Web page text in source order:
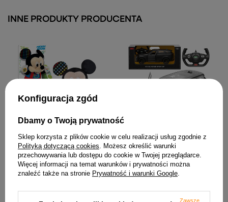
INNE PRODUKTY PRODUCENTA
Pluszowy Interaktywny
Disney Baby Miki Uczy i
Przytula Język Polski
Clementoni 50131
104,16 zł
Auto Range Rover Sport SV
Zdalnie Sterowane RC
154,53 zł
Konfiguracja zgód
Dbamy o Twoją prywatność
Sklep korzysta z plików cookie w celu realizacji usług zgodnie z
Polityką dotyczącą cookies . Możesz określić warunki
przechowywania lub dostępu do cookie w Twojej przeglądarce.
Więcej informacji na temat warunków i prywatności można
znaleźć także na stronie Prywatność i warunki Google
Zawsze